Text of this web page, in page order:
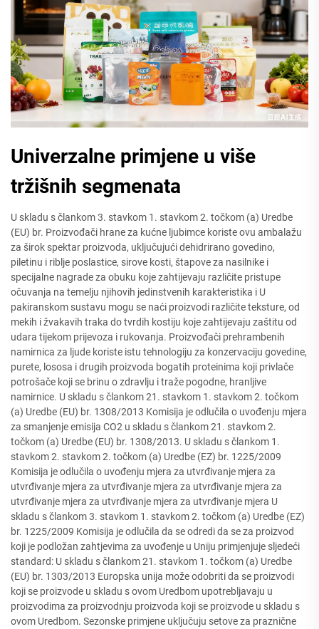
Univerzalne primjene u više
tržišnih segmenata
U skladu s člankom 3. stavkom 1. stavkom 2. točkom (a) Uredbe
(EU) br. Proizvođači hrane za kućne ljubimce koriste ovu ambalažu
za širok spektar proizvoda, uključujući dehidrirano govedino,
piletinu i riblje poslastice, sirove kosti, štapove za nasilnike i
specijalne nagrade za obuku koje zahtijevaju različite pristupe
očuvanja na temelju njihovih jedinstvenih karakteristika i U
pakiranskom sustavu mogu se naći proizvodi različite teksture, od
mekih i žvakavih traka do tvrdih kostiju koje zahtijevaju zaštitu od
udara tijekom prijevoza i rukovanja. Proizvođači prehrambenih
namirnica za ljude koriste istu tehnologiju za konzervaciju govedine,
purete, lososa i drugih proizvoda bogatih proteinima koji privlače
potrošače koji se brinu o zdravlju i traže pogodne, hranljive
namirnice. U skladu s člankom 21. stavkom 1. stavkom 2. točkom
(a) Uredbe (EU) br. 1308/2013 Komisija je odlučila o uvođenju mjera
za smanjenje emisija CO2 u skladu s člankom 21. stavkom 2.
točkom (a) Uredbe (EU) br. 1308/2013. U skladu s člankom 1.
stavkom 2. stavkom 2. točkom (a) Uredbe (EZ) br. 1225/2009
Komisija je odlučila o uvođenju mjera za utvrđivanje mjera za
utvrđivanje mjera za utvrđivanje mjera za utvrđivanje mjera za
utvrđivanje mjera za utvrđivanje mjera za utvrđivanje mjera U
skladu s člankom 3. stavkom 1. stavkom 2. točkom (a) Uredbe (EZ)
br. 1225/2009 Komisija je odlučila da se odredi da se za proizvod
koji je podložan zahtjevima za uvođenje u Uniju primjenjuje sljedeći
standard: U skladu s člankom 21. stavkom 1. točkom (a) Uredbe
(EU) br. 1303/2013 Europska unija može odobriti da se proizvodi
koji se proizvode u skladu s ovom Uredbom upotrebljavaju u
proizvodima za proizvodnju proizvoda koji se proizvode u skladu s
ovom Uredbom. Sezonske primjene uključuju setove za praznične